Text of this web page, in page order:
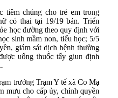
tiêm chủng cho trẻ em trong
có thai tại 19/19 bản. Triển
học đường theo quy định với
sinh mầm non, tiểu học; 5/5
giám sát dịch bệnh thường
uống thuốc tẩy giun định
trưởng Trạm Y tế xã Co Mạ
mưu cho cấp ủy, chính quyền